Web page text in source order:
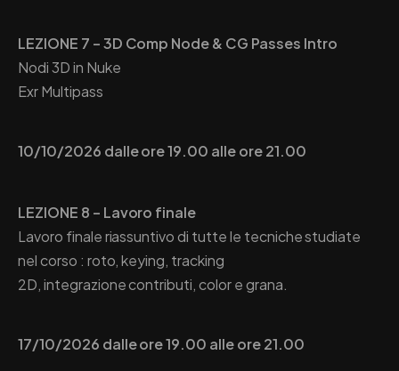
LEZIONE 7 – 3D Comp Node & CG Passes Intro
Nodi 3D in Nuke
Exr Multipass
10/10/2026 dalle ore 19.00 alle ore 21.00
LEZIONE 8 – Lavoro finale
Lavoro finale riassuntivo di tutte le tecniche studiate
nel corso : roto, keying, tracking
2D, integrazione contributi, color e grana.
17/10/2026 dalle ore 19.00 alle ore 21.00